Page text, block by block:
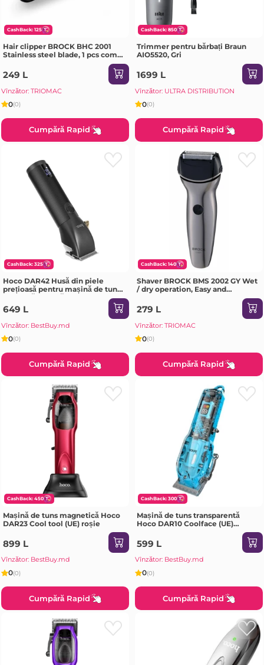
CashBack: 125
Hair clipper BROCK BHC 2001
Stainless steel blade, 1 pcs comb
attachment, cutting lenght: 3-
15mm, Special rotary button (24
steps to choose) for fine
249 L
Vînzător: TRIOMAC
0(0)
Cumpără Rapid
CashBack: 850
Trimmer pentru bărbați Braun
AIO5520, Gri
1699 L
Vînzător: ULTRA DISTRIBUTION
0(0)
Cumpără Rapid
CashBack: 325
Hoco DAR42 Husă din piele
prețioasă pentru mașină de tuns
649 L
Vînzător: BestBuy.md
0(0)
Cumpără Rapid
CashBack: 140
Shaver BROCK BMS 2002 GY Wet
/ dry operation, Easy and
convenient in use, Rechargeable
battery, Charging time: 90
minutes, Operating time: 60
minutes,
279 L
Vînzător: TRIOMAC
0(0)
Cumpără Rapid
CashBack: 450
Mașină de tuns magnetică Hoco
DAR23 Cool tool (UE) roșie
899 L
Vînzător: BestBuy.md
0(0)
Cumpără Rapid
CashBack: 300
Mașină de tuns transparentă
Hoco DAR10 Coolface (UE)
599 L
Vînzător: BestBuy.md
0(0)
Cumpără Rapid